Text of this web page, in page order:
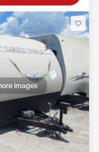
images